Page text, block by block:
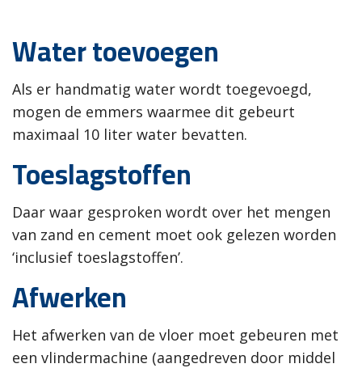
Water toevoegen
Als er handmatig water wordt toegevoegd,
mogen de emmers waarmee dit gebeurt
maximaal 10 liter water bevatten.
Toeslagstoffen
Daar waar gesproken wordt over het mengen
van zand en cement moet ook gelezen worden
‘inclusief toeslagstoffen’.
Afwerken
Het afwerken van de vloer moet gebeuren met
een vlindermachine (aangedreven door middel